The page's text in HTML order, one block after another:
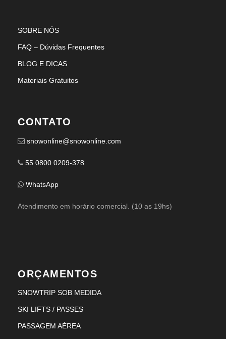
SOBRE NÓS
FAQ – Dúvidas Frequentes
BLOG E DICAS
Materiais Gratuitos
CONTATO
snowonline@snowonline.com
55 0800 0209-378
WhatsApp
Atendimento em horário comercial. (10 as 19hs)
ORÇAMENTOS
SNOWTRIP SOB MEDIDA
SKI LIFTS / PASSES
PASSAGEM AÉREA